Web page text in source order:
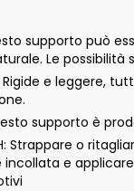
supporto
Le possibilità
Rigide e
supporto è
Strappare o
e